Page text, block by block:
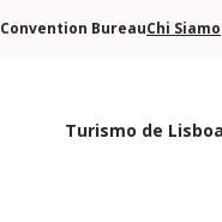
Convention BureauChi Siamo
Turismo de Lisboa